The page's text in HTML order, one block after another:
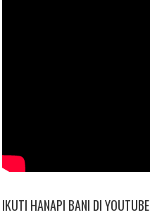
IKUTI HANAPI BANI DI YOUTUBE